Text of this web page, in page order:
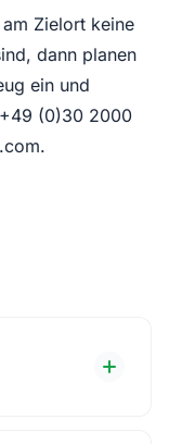
Zielort keine
dann planen
ein und
+49 (0)30 2000